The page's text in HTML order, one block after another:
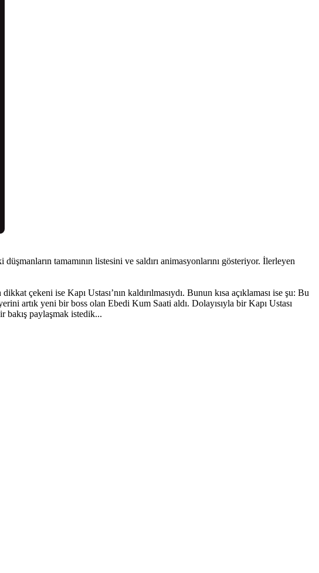
tamamının listesini ve saldırı animasyonlarını gösteriyor. İlerleyen
çekeni ise Kapı Ustası’nın kaldırılmasıydı. Bunun kısa açıklaması ise şu: Bu
artık yeni bir boss olan Ebedi Kum Saati aldı. Dolayısıyla bir Kapı Ustası
bakış paylaşmak istedik...